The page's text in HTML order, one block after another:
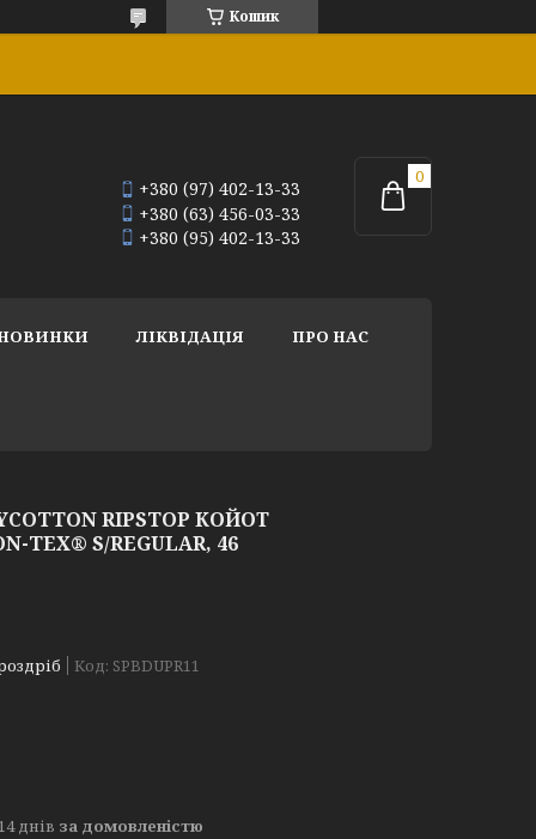
Кошик
+380 (97) 402-13-33
+380 (63) 456-03-33
+380 (95) 402-13-33
ЛІКВІДАЦІЯ ПРО НАС
RIPSTOP КОЙОТ
TEX® S/REGULAR, 46
Код: SPBDUPR11
днів за домовленістю